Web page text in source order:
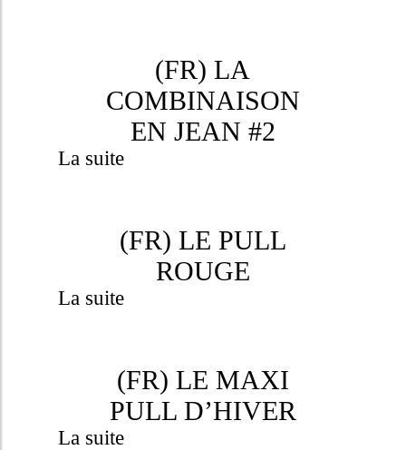
(FR) LA
COMBINAISON
EN JEAN #2
La suite
(FR) LE PULL
ROUGE
La suite
(FR) LE MAXI
PULL D’HIVER
La suite